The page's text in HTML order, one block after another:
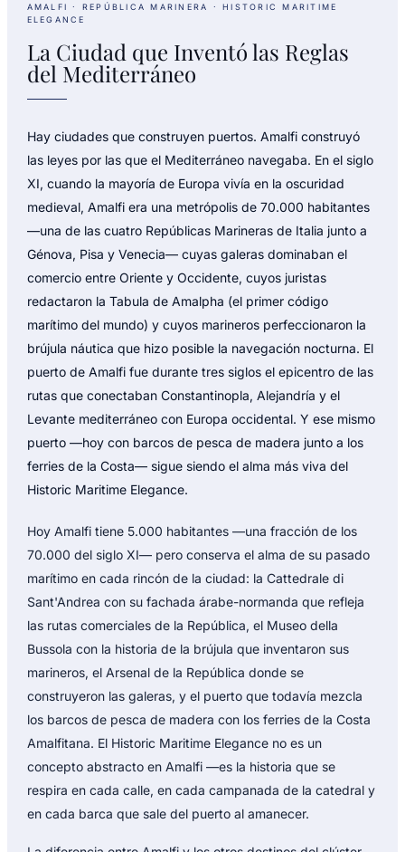
AMALFI · REPÚBLICA MARINERA · HISTORIC MARITIME
ELEGANCE
La Ciudad que Inventó las Reglas
del Mediterráneo
Hay ciudades que construyen puertos. Amalfi construyó
las leyes por las que el Mediterráneo navegaba. En el siglo
XI, cuando la mayoría de Europa vivía en la oscuridad
medieval, Amalfi era una metrópolis de 70.000 habitantes
—una de las cuatro Repúblicas Marineras de Italia junto a
Génova, Pisa y Venecia— cuyas galeras dominaban el
comercio entre Oriente y Occidente, cuyos juristas
redactaron la Tabula de Amalpha (el primer código
marítimo del mundo) y cuyos marineros perfeccionaron la
brújula náutica que hizo posible la navegación nocturna. El
puerto de Amalfi fue durante tres siglos el epicentro de las
rutas que conectaban Constantinopla, Alejandría y el
Levante mediterráneo con Europa occidental. Y ese mismo
puerto —hoy con barcos de pesca de madera junto a los
ferries de la Costa— sigue siendo el alma más viva del
Historic Maritime Elegance.
Hoy Amalfi tiene 5.000 habitantes —una fracción de los
70.000 del siglo XI— pero conserva el alma de su pasado
marítimo en cada rincón de la ciudad: la Cattedrale di
Sant'Andrea con su fachada árabe-normanda que refleja
las rutas comerciales de la República, el Museo della
Bussola con la historia de la brújula que inventaron sus
marineros, el Arsenal de la República donde se
construyeron las galeras, y el puerto que todavía mezcla
los barcos de pesca de madera con los ferries de la Costa
Amalfitana. El Historic Maritime Elegance no es un
concepto abstracto en Amalfi —es la historia que se
respira en cada calle, en cada campanada de la catedral y
en cada barca que sale del puerto al amanecer.